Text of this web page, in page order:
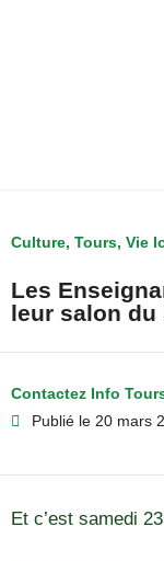
Culture, Tours, Vie
Les
leur salon
Contactez Info
Publié le 20 mars
Et c’est samedi